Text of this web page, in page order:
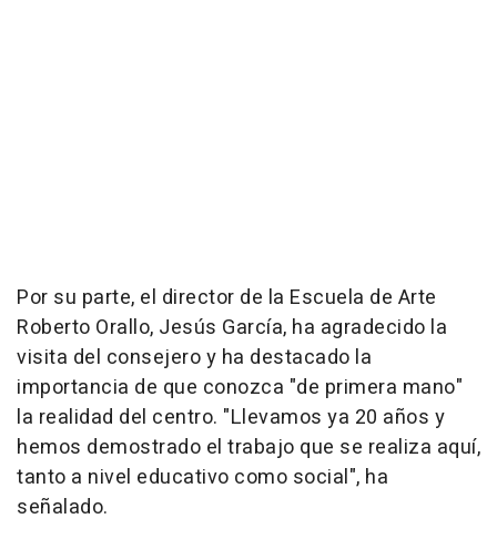
Por su parte, el director de la Escuela de Arte
Roberto Orallo, Jesús García, ha agradecido la
visita del consejero y ha destacado la
importancia de que conozca "de primera mano"
la realidad del centro. "Llevamos ya 20 años y
hemos demostrado el trabajo que se realiza aquí,
tanto a nivel educativo como social", ha
señalado.